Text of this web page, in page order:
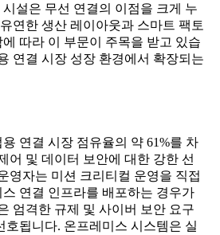
설은 무선 연결의 이점을 크게 누
연한 생산 레이아웃과 스마트 팩토
따라 이 부문이 주목을 받고 있습
연결 시장 성장 환경에서 확장되는
연결 시장 점유율의 약 61%를 차
어 및 데이터 보안에 대한 강한 선
영자는 미션 크리티컬 운영을 직접
연결 인프라를 배포하는 경우가
엄격한 규제 및 사이버 보안 요구
호됩니다. 온프레미스 시스템은 실